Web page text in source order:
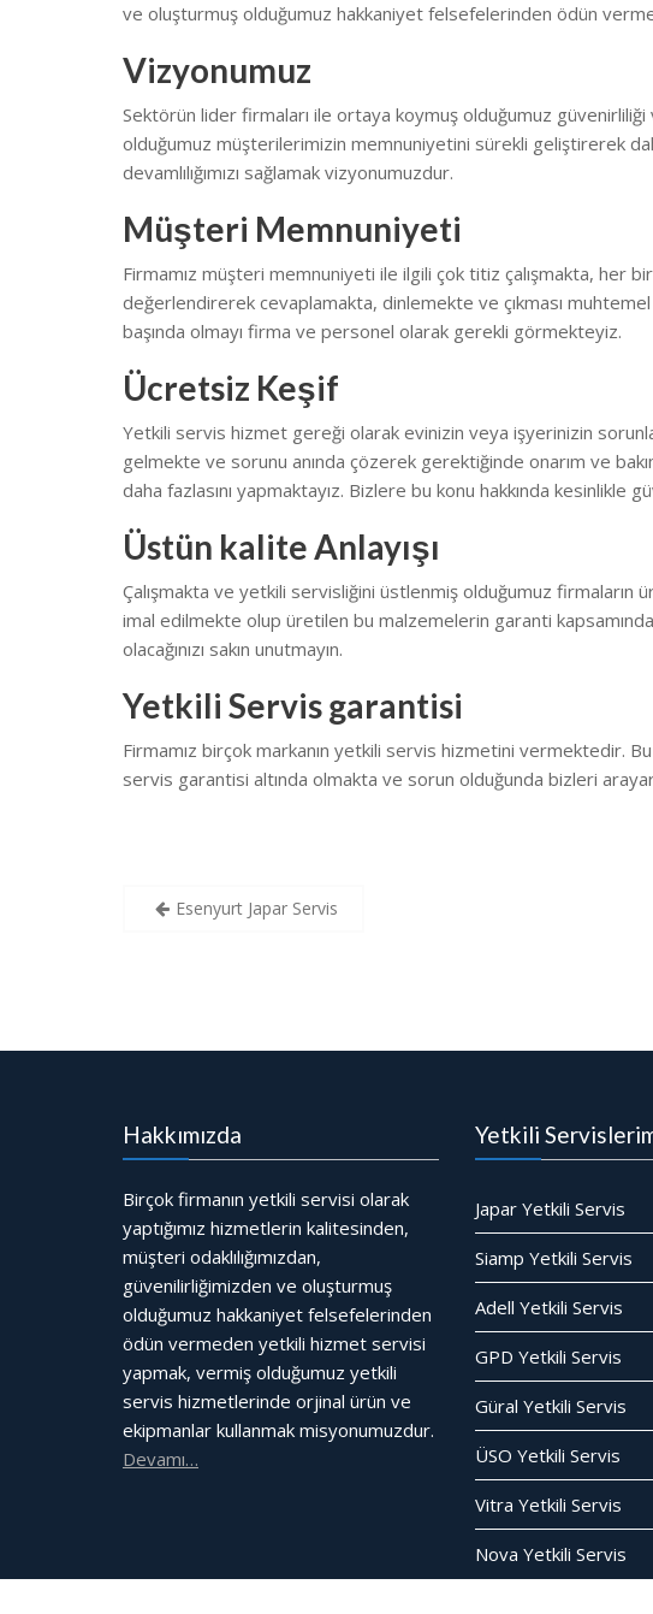
ve oluşturmuş olduğumuz hakkaniyet felsefelerinden ödün
Vizyonumuz
Sektörün lider firmaları ile ortaya koymuş olduğumuz güvenirliliği
olduğumuz müşterilerimizin memnuniyetini sürekli geliştirerek
devamlılığımızı sağlamak vizyonumuzdur.
Müşteri Memnuniyeti
Firmamız müşteri memnuniyeti ile ilgili çok titiz çalışmakta, her
değerlendirerek cevaplamakta, dinlemekte ve çıkması muhtemel
başında olmayı firma ve personel olarak gerekli görmekteyiz.
Ücretsiz Keşif
Yetkili servis hizmet gereği olarak evinizin veya işyerinizin
gelmekte ve sorunu anında çözerek gerektiğinde onarım ve
daha fazlasını yapmaktayız. Bizlere bu konu hakkında kesinlikle
Üstün kalite Anlayışı
Çalışmakta ve yetkili servisliğini üstlenmiş olduğumuz firmaların
imal edilmekte olup üretilen bu malzemelerin garanti
olacağınızı sakın unutmayın.
Yetkili Servis garantisi
Firmamız birçok markanın yetkili servis hizmetini vermektedir.
servis garantisi altında olmakta ve sorun olduğunda bizleri
YazıEsenyurt Japar Servis
Hakkımızda
Birçok firmanın yetkili servisi olarak
yaptığımız hizmetlerin kalitesinden,
müşteri odaklılığımızdan,
güvenilirliğimizden ve oluşturmuş
olduğumuz hakkaniyet felsefelerinden
ödün vermeden yetkili hizmet servisi
yapmak, vermiş olduğumuz yetkili
servis hizmetlerinde orjinal ürün ve
ekipmanlar kullanmak misyonumuzdur.
Devamı…
Yetkili
Japar Yetkili Servis
Siamp Yetkili Servis
Adell Yetkili Servis
GPD Yetkili Servis
Güral Yetkili Servis
ÜSO Yetkili Servis
Vitra Yetkili Servis
Nova Yetkili Servis